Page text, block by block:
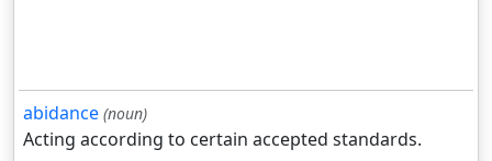
abidance (noun)
Acting according to certain accepted standards.